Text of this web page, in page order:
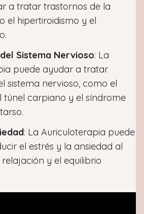
a tratar trastornos de la
el hipertiroidismo y el
Sistema Nervioso: La
puede ayudar a tratar
sistema nervioso, como el
túnel carpiano y el síndrome
: La Auriculoterapia puede
el estrés y la ansiedad al
y el equilibrio